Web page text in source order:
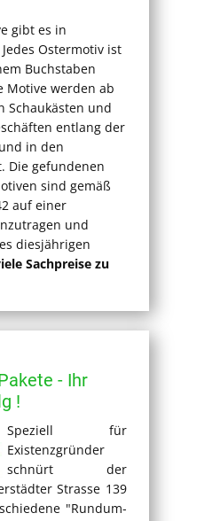
gibt es in
Ostermotiv ist
Buchstaben
Motive werden ab
Schaukästen und
entlang der
in den
Die gefundenen
sind gemäß
auf einer
und
diesjährigen
Sachpreise zu
- Ihr
!
Speziell für
Existenzgründer
schnürt der
Strasse 139
"Rundum-